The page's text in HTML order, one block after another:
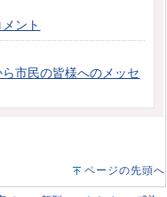
ント
市民の皆様へのメッセ
ページの先頭へ